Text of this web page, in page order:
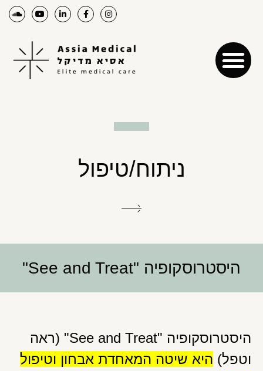
ניתוח/טיפול
היסטרוסקופיה "See and Treat"
היסטרוסקופיה "See and Treat" (ראה
וטפל) היא שיטה המאחדת אבחון וטיפול